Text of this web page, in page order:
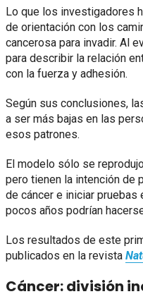
Lo que los investigadores
de orientación con los
cancerosa para invadir. Al
para describir la relación
con la fuerza y adhesión.
Según sus conclusiones,
a ser más bajas en las
esos patrones.
El modelo sólo se
pero tienen la intención de
de cáncer e iniciar pruebas
pocos años podrían
Los resultados de este
publicados en la revista
Cáncer: división